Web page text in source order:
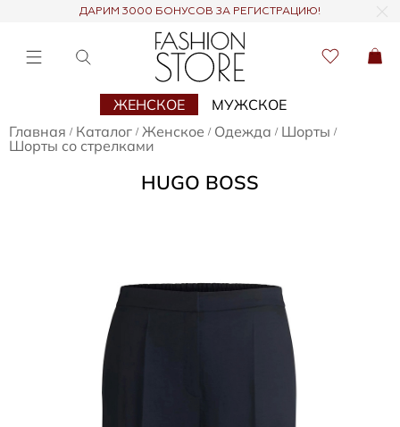
ДАРИМ 3000 БОНУСОВ ЗА РЕГИСТРАЦИЮ!
ЖЕНСКОЕ
МУЖСКОЕ
Главная / Каталог / Женское / Одежда / Шорты /
Шорты со стрелками
HUGO BOSS